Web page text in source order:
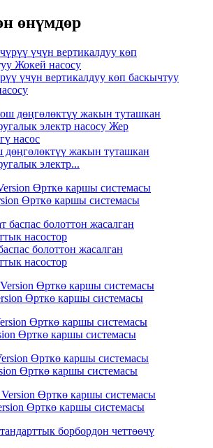
өнүмдөр
үчүн вертикалдуу көп баскычтуу
дөңгөлөктүү жакын туташкан
электр...
Өрткө каршы системасы
болоттон жасалган
насостор
Өрткө каршы системасы
Өрткө каршы системасы
Өрткө каршы системасы
Өрткө каршы системасы